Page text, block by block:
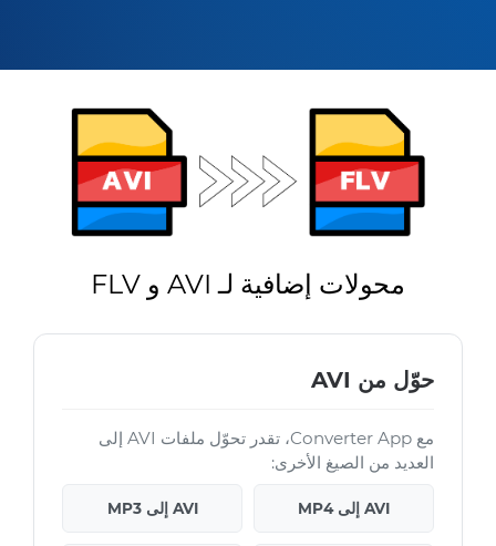
محولات إضافية لـ AVI و FLV
حوّل من AVI
مع Converter App، تقدر تحوّل ملفات AVI إلى
العديد من الصيغ الأخرى:
AVI إلى MP4 AVI إلى MP3